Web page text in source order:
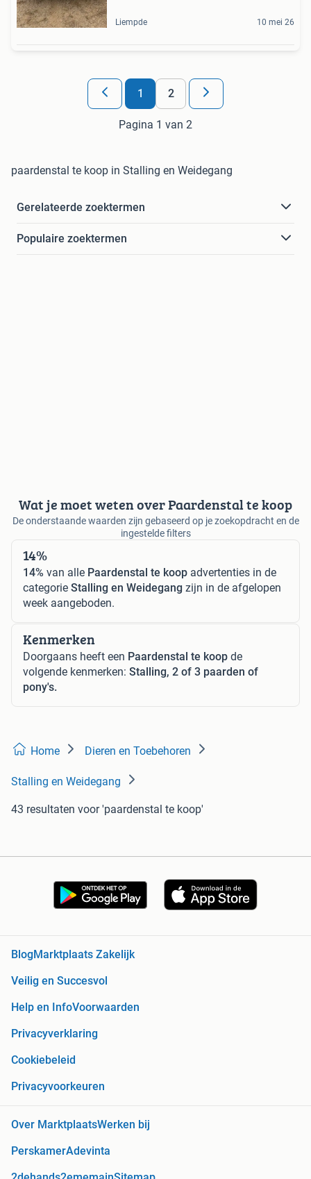
Liempde 10 mei 26
1 2
Pagina 1 van 2
paardenstal te koop in Stalling en Weidegang
Gerelateerde zoektermen
Populaire zoektermen
Wat je moet weten over Paardenstal te koop
De onderstaande waarden zijn gebaseerd op je zoekopdracht en de
ingestelde filters
14%
14% van alle Paardenstal te koop advertenties in de
categorie Stalling en Weidegang zijn in de afgelopen
week aangeboden.
Kenmerken
Doorgaans heeft een Paardenstal te koop de
volgende kenmerken: Stalling, 2 of 3 paarden of
pony's.
Home Dieren en Toebehoren
Stalling en Weidegang
43 resultaten voor 'paardenstal te koop'
BlogMarktplaats Zakelijk
Veilig en Succesvol
Help en InfoVoorwaarden
Privacyverklaring
Cookiebeleid
Privacyvoorkeuren
Over MarktplaatsWerken bij
PerskamerAdevinta